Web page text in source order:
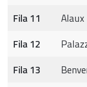
Fila 11
Alaux
Fila 12
Fila 13